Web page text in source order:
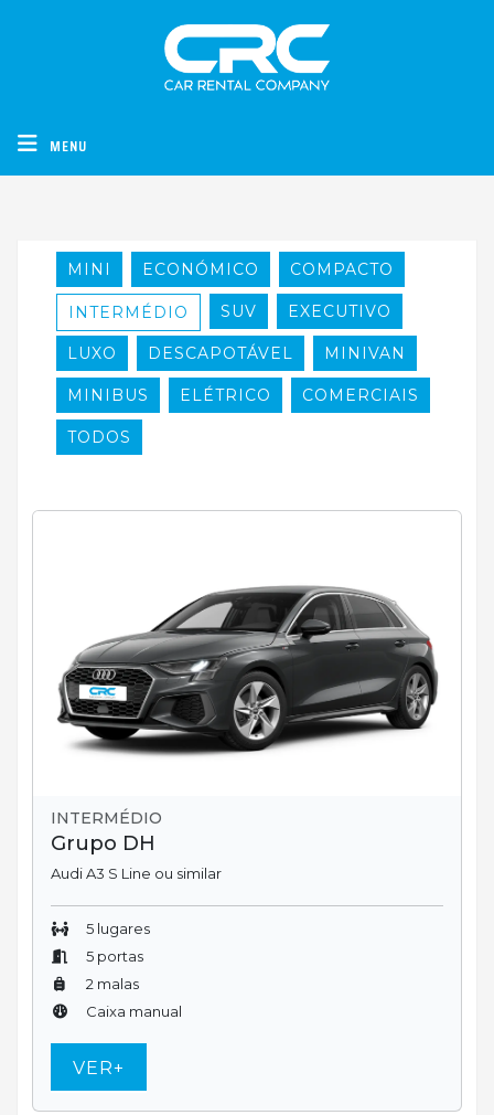
CRC - Car Rental Company
MENU
MINI ECONÓMICO COMPACTO
INTERMÉDIO SUV EXECUTIVO
LUXO DESCAPOTÁVEL MINIVAN
MINIBUS ELÉTRICO COMERCIAIS
TODOS
INTERMÉDIO
Grupo DH
Audi A3 S Line ou similar
5 lugares
5 portas
2 malas
Caixa manual
VER+